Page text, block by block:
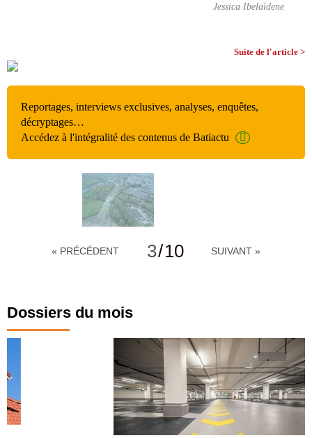
Jessica Ibelaïdene
Suite de l'article >
Reportages, interviews exclusives, analyses, enquêtes,
décryptages…
Accédez à l'intégralité des contenus de Batiactu
« PRÉCÉDENT 3/10 SUIVANT »
Dossiers du mois